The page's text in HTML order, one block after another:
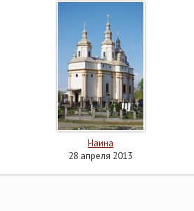
Наина
28 апреля 2013